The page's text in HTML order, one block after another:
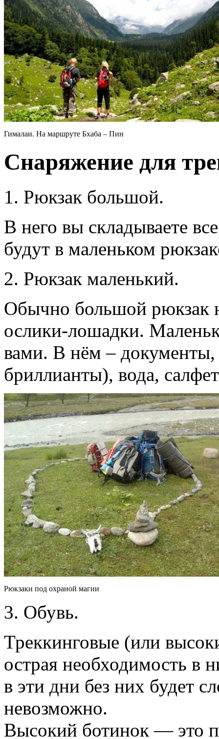
Гималаи. На маршруте Бхаба – Пин
Снаряжение для
1. Рюкзак большой.
В него вы складываете
будут в маленьком
2. Рюкзак маленький.
Обычно большой рюкзак
ослики-лошадки.
вами. В нём –
бриллианты), вода,
Рюкзаки под охраной магии
3. Обувь.
Треккинговые (или
острая необходимость в
в эти дни без них будет
невозможно.
Высокий ботинок — это